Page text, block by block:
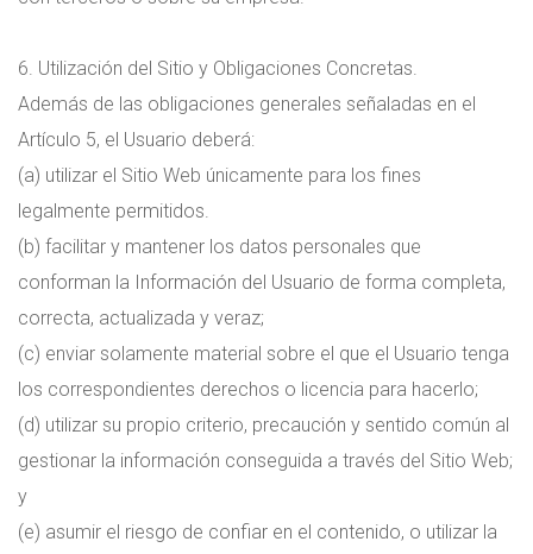
6. Utilización del Sitio y Obligaciones Concretas.
Además de las obligaciones generales señaladas en el
Artículo 5, el Usuario deberá:
(a) utilizar el Sitio Web únicamente para los fines
legalmente permitidos.
(b) facilitar y mantener los datos personales que
conforman la Información del Usuario de forma completa,
correcta, actualizada y veraz;
(c) enviar solamente material sobre el que el Usuario tenga
los correspondientes derechos o licencia para hacerlo;
(d) utilizar su propio criterio, precaución y sentido común al
gestionar la información conseguida a través del Sitio Web;
y
(e) asumir el riesgo de confiar en el contenido, o utilizar la